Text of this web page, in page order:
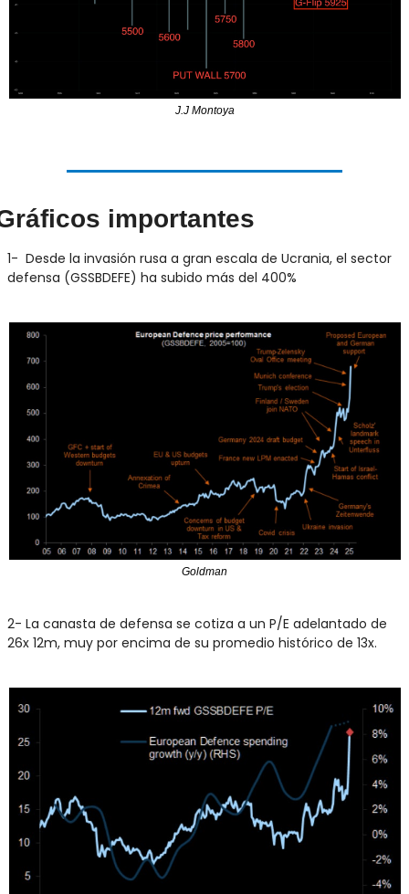
J.J Montoya
importantes
1-  Desde la invasión rusa a gran escala de Ucrania, el sector
defensa (GSSBDEFE) ha subido más del 400%
Goldman
2- La canasta de defensa se cotiza a un P/E adelantado de
26x 12m, muy por encima de su promedio histórico de 13x.